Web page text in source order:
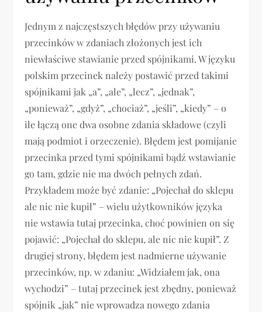
Jednym z najczęstszych błędów przy używaniu
przecinków w zdaniach złożonych jest ich
niewłaściwe stawianie przed spójnikami. W języku
polskim przecinek należy postawić przed takimi
spójnikami jak „a”, „ale”, „lecz”, „jednak”,
„ponieważ”, „gdyż”, „chociaż”, „jeśli”, „kiedy” – o
ile łączą one dwa osobne zdania składowe (czyli
mają podmiot i orzeczenie). Błędem jest pomijanie
przecinka przed tymi spójnikami bądź wstawianie
go tam, gdzie nie ma dwóch pełnych zdań.
Przykładem może być zdanie: „Pojechał do sklepu
ale nic nie kupił” – wielu użytkowników języka
nie wstawia tutaj przecinka, choć powinien on się
pojawić: „Pojechał do sklepu, ale nic nie kupił”. Z
drugiej strony, błędem jest nadmierne używanie
przecinków, np. w zdaniu: „Widziałem jak, ona
wychodzi” – tutaj przecinek jest zbędny, ponieważ
spójnik „jak” nie wprowadza nowego zdania